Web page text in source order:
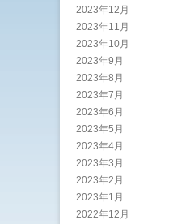
2023年12月
2023年11月
2023年10月
2023年9月
2023年8月
2023年7月
2023年6月
2023年5月
2023年4月
2023年3月
2023年2月
2023年1月
2022年12月